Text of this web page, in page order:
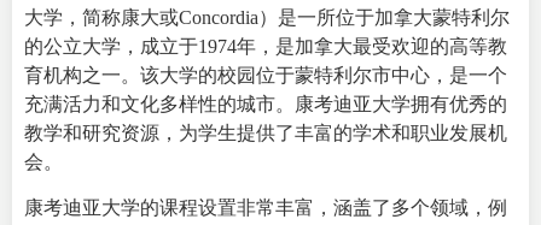
大学，简称康大或Concordia）是一所位于加拿大蒙特利尔
的公立大学，成立于1974年，是加拿大最受欢迎的高等教
育机构之一。该大学的校园位于蒙特利尔市中心，是一个
充满活力和文化多样性的城市。康考迪亚大学拥有优秀的
教学和研究资源，为学生提供了丰富的学术和职业发展机
会。
康考迪亚大学的课程设置非常丰富，涵盖了多个领域，例